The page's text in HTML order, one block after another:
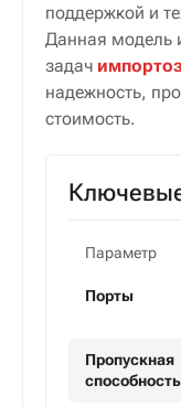
поддержкой и
Данная модель
задач
надежность,
стоимость.
Параметр
Порты
Пропускная
способность